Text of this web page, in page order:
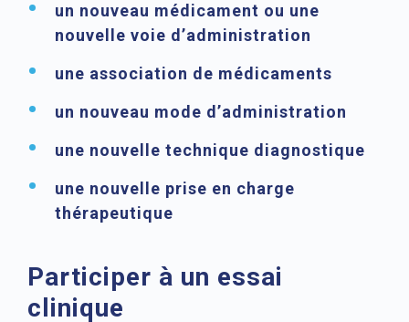
un nouveau médicament ou une
nouvelle voie d’administration
une association de médicaments
un nouveau mode d’administration
une nouvelle technique diagnostique
une nouvelle prise en charge
thérapeutique
Participer à un essai
clinique